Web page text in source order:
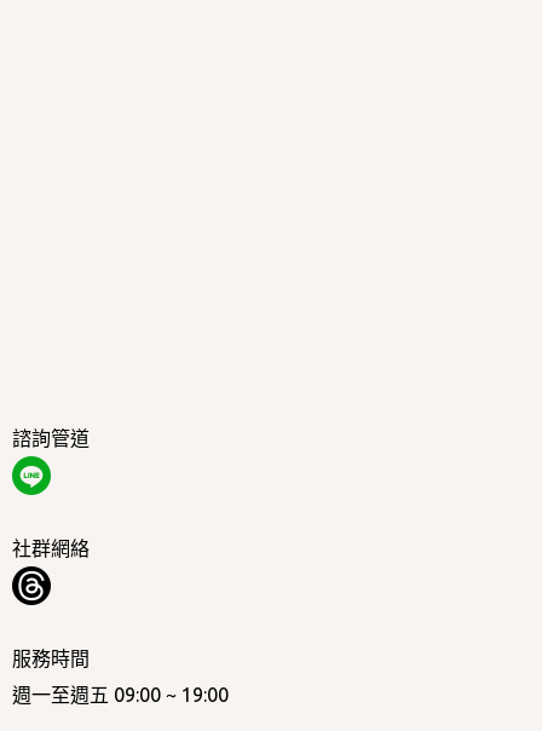
諮詢管道
社群網絡
服務時間
週一至週五 09:00 ~ 19:00